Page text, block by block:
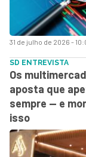
31 de julho de 2026 -
SD ENTREVISTA
Os
aposta que
sempre — e
isso